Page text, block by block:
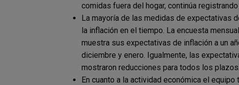
comidas fuera del hogar, continúa
La mayoría de las medidas de expectativas
la inflación en el tiempo. La encuesta
muestra sus expectativas de inflación a un
diciembre y enero. Igualmente, las
mostraron reducciones para todos los plazos.
En cuanto a la actividad económica el